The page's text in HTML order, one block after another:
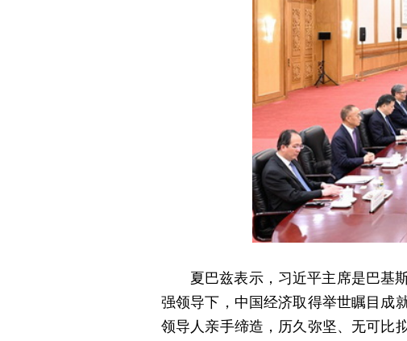
夏巴兹表示，习近平主席是巴基
强领导下，中国经济取得举世瞩目成
领导人亲手缔造，历久弥坚、无可比